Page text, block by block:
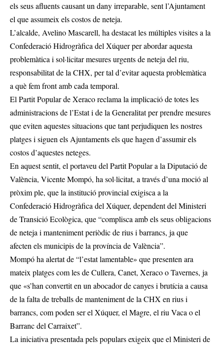
els seus afluents causant un dany irreparable, sent l’Ajuntament
el que assumeix els costos de neteja.
L’alcalde, Avelino Mascarell, ha destacat les múltiples visites a la
Confederació Hidrogràfica del Xúquer per abordar aquesta
problemàtica i sol·licitar mesures urgents de neteja del riu,
responsabilitat de la CHX, per tal d’evitar aquesta problemàtica
a què fem front amb cada temporal.
El Partit Popular de Xeraco reclama la implicació de totes les
administracions de l’Estat i de la Generalitat per prendre mesures
que eviten aquestes situacions que tant perjudiquen les nostres
platges i siguen els Ajuntaments els que hagen d’assumir els
costos d’aquestes neteges.
En aquest sentit, el portaveu del Partit Popular a la Diputació de
València, Vicente Mompó, ha sol·licitat, a través d’una moció al
pròxim ple, que la institució provincial exigisca a la
Confederació Hidrogràfica del Xúquer, dependent del Ministeri
de Transició Ecològica, que “complisca amb els seus obligacions
de neteja i manteniment periòdic de rius i barrancs, ja que
afecten els municipis de la província de València”.
Mompó ha alertat de “l’estat lamentable» que presenten ara
mateix platges com les de Cullera, Canet, Xeraco o Tavernes, ja
que «s’han convertit en un abocador de canyes i brutícia a causa
de la falta de treballs de manteniment de la CHX en rius i
barrancs, com poden ser el Xúquer, el Magre, el riu Vaca o el
Barranc del Carraixet”.
La iniciativa presentada pels populars exigeix que el Ministeri de